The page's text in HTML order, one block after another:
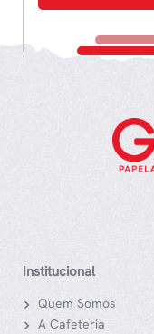
Institucional
Quem Somos
A Cafeteria